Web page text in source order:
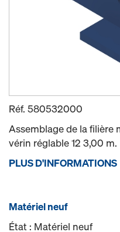
Réf. 580532000
Assemblage de la filière
vérin réglable 12 3,00 m.
PLUS D'INFORMATIONS
Matériel neuf
État : Matériel neuf